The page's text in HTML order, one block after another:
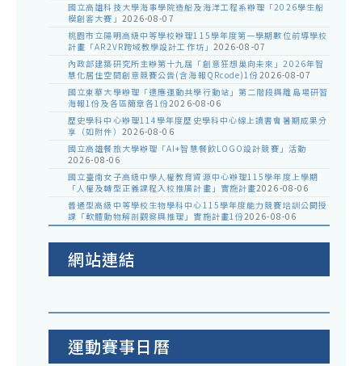
國立高雄科技大學海事學院造船及海洋工程系辦理「2026學生船
模創客大賽」 2026-08-07
桃園市立陽明高級中等學校辦理115學年度第一學期數位前導學校
計畫「AR2VR跨域教學設計工作坊」 2026-08-07
內政部建築研究所主辦第十九屆「創意狂想巢向未來」2026年智
慧化居住空間創意競賽公告(含海報QRcode)1份2026-08-07
國立東華大學辦理「適應運動共學行動站」第二階段與離島場研習
海報1份及各區簡章各1份2026-08-06
歷史學科中心辦理114學年度歷史學科中心線上讀書會暑期成果分
享（如附件） 2026-08-06
國立高雄餐旅大學辦理「AI+智慧餐飲LOGO設計競賽」活動
2026-08-06
國立臺南女子高級中學人權教育資源中心辦理115學年度上學期
「人權及轉型正義課程入校推廣計畫」實施計畫2026-08-06
普通型高級中等學校生物學科中心115學年度能力競賽培訓公開授
課「軟體動物解剖觀察與推理」實施計畫1份2026-08-06
網站連結
運動賽事日曆